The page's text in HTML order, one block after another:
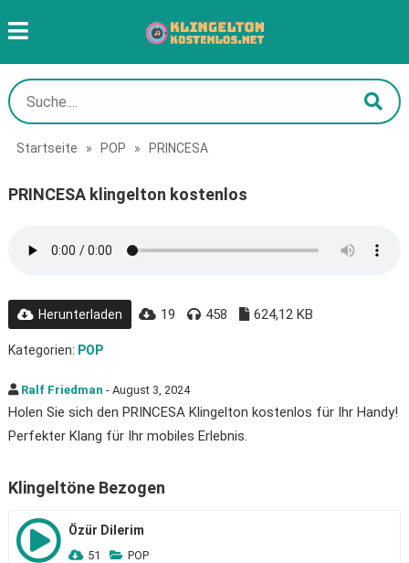
Startseite » POP » PRINCESA
PRINCESA klingelton kostenlos
Herunterladen 19 458 624,12 KB
Kategorien: POP
Ralf Friedman - August 3, 2024
Holen Sie sich den PRINCESA Klingelton kostenlos für Ihr Handy!
Perfekter Klang für Ihr mobiles Erlebnis.
Klingeltöne Bezogen
Özür Dilerim
51 POP